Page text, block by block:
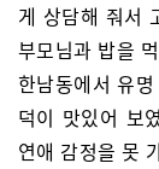
게 상담해 줘서
부모님과 밥을
한남동에서 유
덕이 맛있어 보
연애 감정을 못